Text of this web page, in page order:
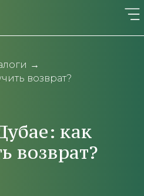
→
возврат?
как
возврат?